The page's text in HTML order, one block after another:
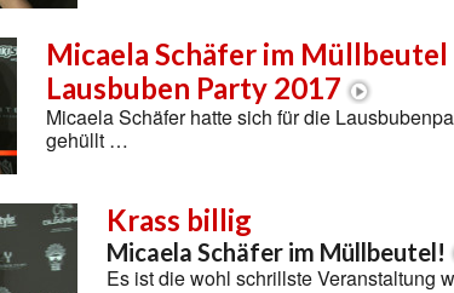
Micaela Schäfer im
Lausbuben Party 2017
Micaela Schäfer hatte sich für die
gehüllt …
Krass billig
Micaela Schäfer im Müllbeutel!
Es ist die wohl schrillste Veranstaltung